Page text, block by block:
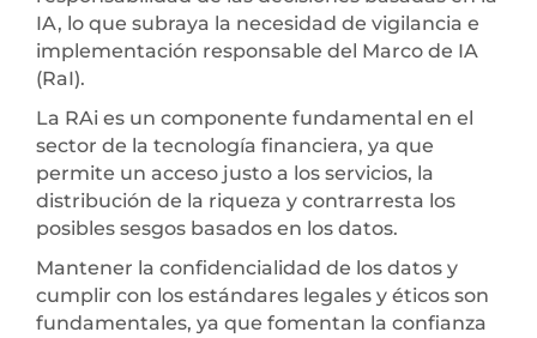
IA, lo que subraya la necesidad de vigilancia e
implementación responsable del Marco de IA
(RaI).
La RAi es un componente fundamental en el
sector de la tecnología financiera, ya que
permite un acceso justo a los servicios, la
distribución de la riqueza y contrarresta los
posibles sesgos basados en los datos.
Mantener la confidencialidad de los datos y
cumplir con los estándares legales y éticos son
fundamentales, ya que fomentan la confianza